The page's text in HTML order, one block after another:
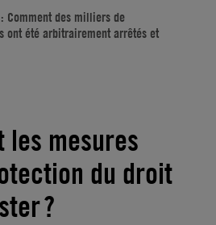
Comment des milliers de
ont été arbitrairement arrêtés et
les mesures
du droit
?